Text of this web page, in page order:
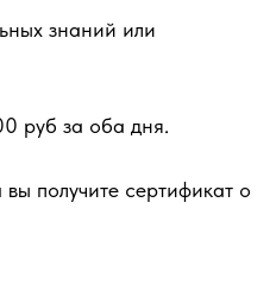
знаний или
руб за оба дня.
получите сертификат о